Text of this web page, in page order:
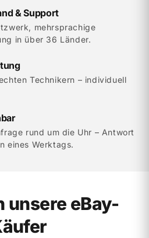
& Support
mehrsprachige
in über 36 Länder.
Technikern – individuell
rund um die Uhr – Antwort
eines Werktags.
unsere eBay-